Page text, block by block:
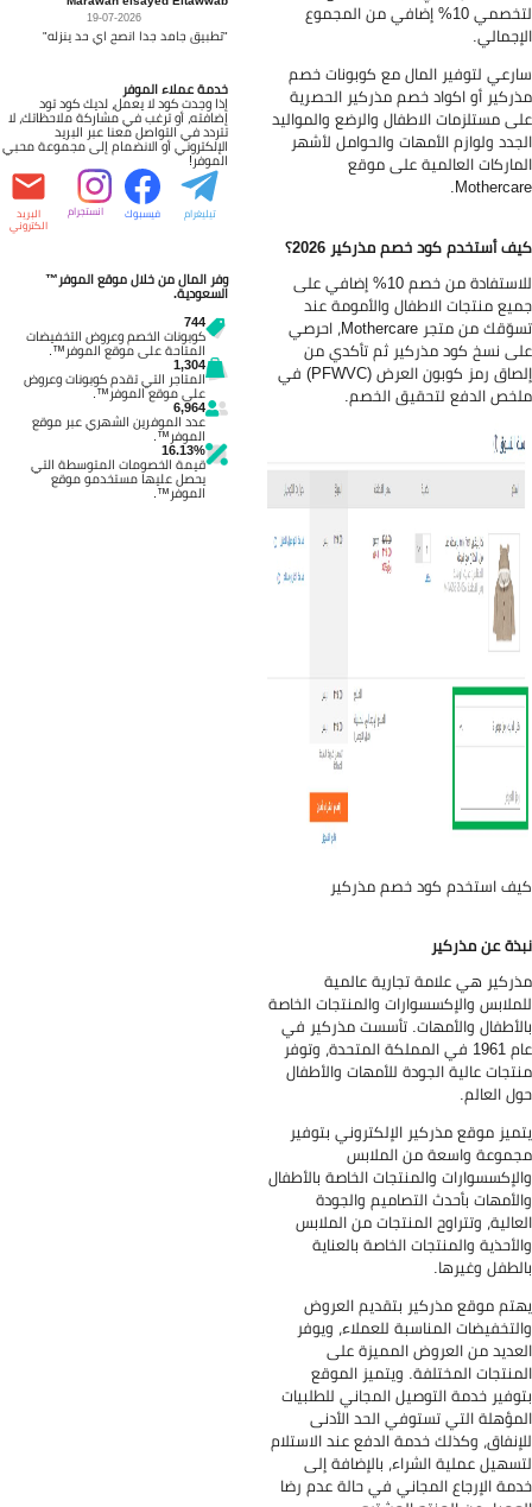
لتخصمي 10% إضافي من المجموع
لتوفير المال مع كوبونات خصم
أو اكواد خصم مذركير الحصرية
مستلزمات الاطفال والرضع والمواليد
ولوازم الأمهات والحوامل لأشهر
العالمية على موقع
أستخدم كود خصم مذركير 2026؟
للاستفادة من خصم 10% إضافي على
منتجات الاطفال والأمومة عند
تسوّقك من متجر Mothercare، احرصي
نسخ كود مذركير ثم تأكدي من
إلصاق رمز كوبون العرض (PFWVC) في
الدفع لتحقيق الخصم.
استخدم كود خصم مذركير
عن مذركير
هي علامة تجارية عالمية
والإكسسوارات والمنتجات الخاصة
والأمهات. تأسست مذركير في
عام 1961 في المملكة المتحدة، وتوفر
عالية الجودة للأمهات والأطفال
العالم.
موقع مذركير الإلكتروني بتوفير
واسعة من الملابس
والمنتجات الخاصة بالأطفال
بأحدث التصاميم والجودة
وتتراوح المنتجات من الملابس
والمنتجات الخاصة بالعناية
وغيرها.
موقع مذركير بتقديم العروض
المناسبة للعملاء، ويوفر
من العروض المميزة على
المختلفة. ويتميز الموقع
خدمة التوصيل المجاني للطلبيات
التي تستوفي الحد الأدنى
وكذلك خدمة الدفع عند الاستلام
عملية الشراء، بالإضافة إلى
الإرجاع المجاني في حالة عدم رضا
19-07-2026
"تطبيق جامد جدا انصح اي حد ينزله"
خدمة عملاء الموفر
إذا وجدت كود لا يعمل، لديك كود تود
إضافته، أو ترغب في مشاركة ملاحظاتك، لا
تتردد في التواصل معنا عبر البريد
الإلكتروني أو الانضمام إلى مجموعة محبي
الموفر!
تيليغرام فيسبوك انستجرام البريد
الكتروني
وفر المال من خلال موقع الموفر™
السعودية.
744
كوبونات الخصم وعروض التخفيضات
المتاحة على موقع الموفر™.
1,304
المتاجر التي تقدم كوبونات وعروض
على موقع الموفر™.
6,964
عدد الموفرين الشهري عبر موقع
الموفر™.
16.13%
قيمة الخصومات المتوسطة التي
يحصل عليها مستخدمو موقع
الموفر™.